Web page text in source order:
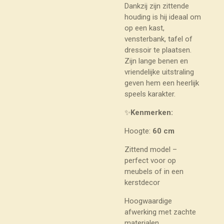
Dankzij zijn zittende
houding is hij ideaal om
op een kast,
vensterbank, tafel of
dressoir te plaatsen.
Zijn lange benen en
vriendelijke uitstraling
geven hem een heerlijk
speels karakter.
✨Kenmerken:
Hoogte: 60 cm
Zittend model –
perfect voor op
meubels of in een
kerstdecor
Hoogwaardige
afwerking met zachte